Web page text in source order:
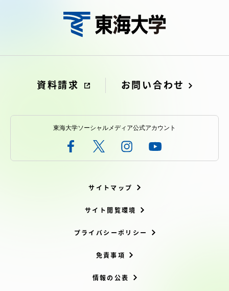
資料請求 お問い合わせ
東海大学ソーシャルメディア公式アカウント
サイトマップ
サイト閲覧環境
プライバシーポリシー
免責事項
情報の公表